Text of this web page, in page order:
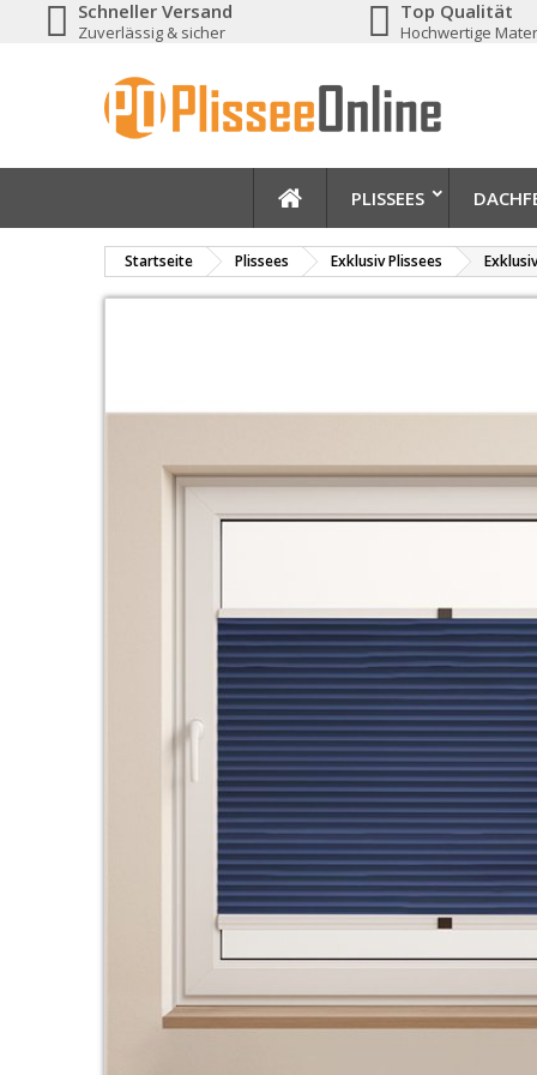
Schneller Versand
Zuverlässig & sicher
Top Qualität
Hochwertige
PLISSEES
Startseite Plissees Exklusiv Plissees